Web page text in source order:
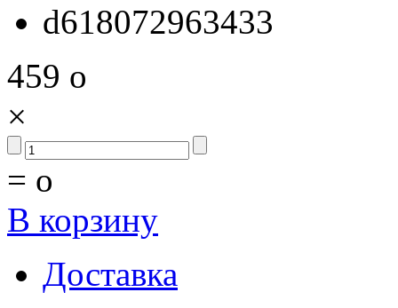
459 o
×
= o
В корзину
Доставка